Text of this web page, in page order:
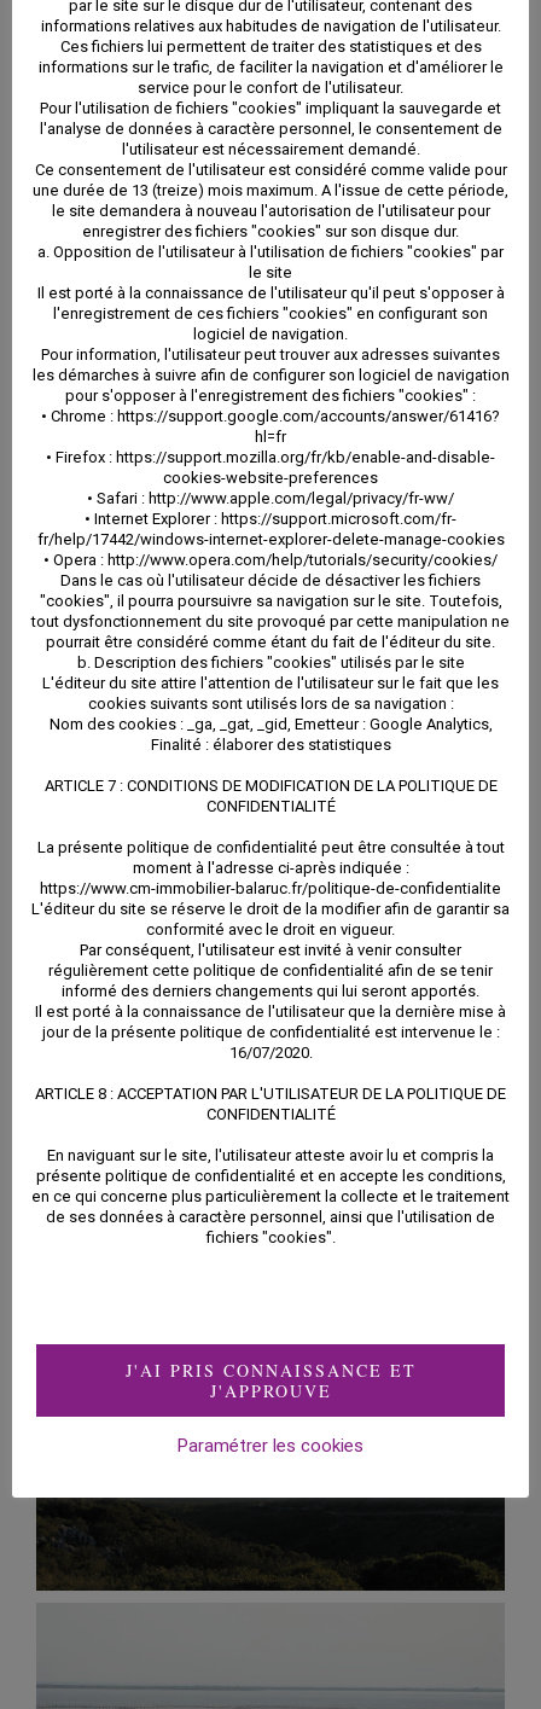
par le site sur le disque dur de l'utilisateur, contenant des
informations relatives aux habitudes de navigation de l'utilisateur.
Ces fichiers lui permettent de traiter des statistiques et des
informations sur le trafic, de faciliter la navigation et d'améliorer le
service pour le confort de l'utilisateur.
Pour l'utilisation de fichiers "cookies" impliquant la sauvegarde et
l'analyse de données à caractère personnel, le consentement de
l'utilisateur est nécessairement demandé.
Ce consentement de l'utilisateur est considéré comme valide pour
une durée de 13 (treize) mois maximum. A l'issue de cette période,
le site demandera à nouveau l'autorisation de l'utilisateur pour
enregistrer des fichiers "cookies" sur son disque dur.
a. Opposition de l'utilisateur à l'utilisation de fichiers "cookies" par
le site
Il est porté à la connaissance de l'utilisateur qu'il peut s'opposer à
l'enregistrement de ces fichiers "cookies" en configurant son
logiciel de navigation.
Pour information, l'utilisateur peut trouver aux adresses suivantes
les démarches à suivre afin de configurer son logiciel de navigation
pour s'opposer à l'enregistrement des fichiers "cookies" :
• Chrome : https://support.google.com/accounts/answer/61416?
hl=fr
• Firefox : https://support.mozilla.org/fr/kb/enable-and-disable-
cookies-website-preferences
• Safari : http://www.apple.com/legal/privacy/fr-ww/
• Internet Explorer : https://support.microsoft.com/fr-
fr/help/17442/windows-internet-explorer-delete-manage-cookies
• Opera : http://www.opera.com/help/tutorials/security/cookies/
Dans le cas où l'utilisateur décide de désactiver les fichiers
"cookies", il pourra poursuivre sa navigation sur le site. Toutefois,
tout dysfonctionnement du site provoqué par cette manipulation ne
pourrait être considéré comme étant du fait de l'éditeur du site.
b. Description des fichiers "cookies" utilisés par le site
L'éditeur du site attire l'attention de l'utilisateur sur le fait que les
cookies suivants sont utilisés lors de sa navigation :
Nom des cookies : _ga, _gat, _gid, Emetteur : Google Analytics,
Finalité : élaborer des statistiques
ARTICLE 7 : CONDITIONS DE MODIFICATION DE LA POLITIQUE DE
CONFIDENTIALITÉ
La présente politique de confidentialité peut être consultée à tout
moment à l'adresse ci-après indiquée :
https://www.cm-immobilier-balaruc.fr/politique-de-confidentialite
L'éditeur du site se réserve le droit de la modifier afin de garantir sa
conformité avec le droit en vigueur.
Par conséquent, l'utilisateur est invité à venir consulter
régulièrement cette politique de confidentialité afin de se tenir
informé des derniers changements qui lui seront apportés.
Il est porté à la connaissance de l'utilisateur que la dernière mise à
jour de la présente politique de confidentialité est intervenue le :
16/07/2020.
ARTICLE 8 : ACCEPTATION PAR L'UTILISATEUR DE LA POLITIQUE DE
CONFIDENTIALITÉ
En naviguant sur le site, l'utilisateur atteste avoir lu et compris la
présente politique de confidentialité et en accepte les conditions,
en ce qui concerne plus particulièrement la collecte et le traitement
de ses données à caractère personnel, ainsi que l'utilisation de
fichiers "cookies".
J'AI PRIS CONNAISSANCE ET
J'APPROUVE
Paramétrer les cookies